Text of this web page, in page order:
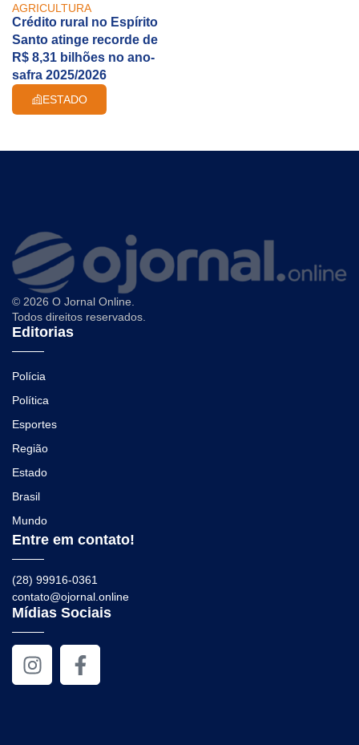
AGRICULTURA
Crédito rural no Espírito
Santo atinge recorde de
R$ 8,31 bilhões no ano-
safra 2025/2026
ESTADO
© 2026 O Jornal Online.
Todos direitos reservados.
Editorias
Polícia
Política
Esportes
Região
Estado
Brasil
Mundo
Entre em contato!
(28) 99916-0361
contato@ojornal.online
Mídias Sociais